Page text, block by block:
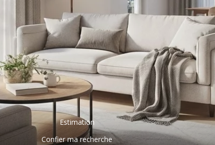
Estimation
Confier ma recherche